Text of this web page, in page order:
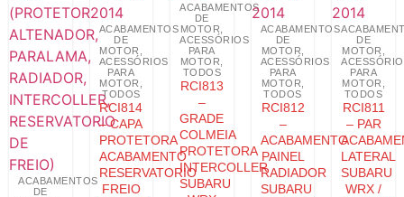
ACABAMENTOS
DE
ACABAMENTOS
DE
MOTOR
ACESSÓRIOS
PARA
MOTOR
TODOS
RCI814
– CAPA
PROTETORA
ACABAMENTO
RESERVATORIO
FREIO
ACABAMENTOS
DE
MOTOR
ACESSÓRIOS
PARA
MOTOR
TODOS
RCI813
–
GRADE
COLMEIA
PROTETORA
INTERCOLLER
SUBARU
ACABAMENTOS
DE
MOTOR
ACESSÓRIOS
PARA
MOTOR
TODOS
RCI812
–
ACABAMENTO
PAINEL
RADIADOR
SUBARU
DE
MOTOR
PARA
MOTOR
TODOS
RCI811
– PAR
LATERAL
SUBARU
WRX /